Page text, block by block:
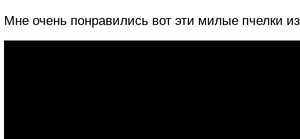
Мне очень понравились вот эти милые пчелки из